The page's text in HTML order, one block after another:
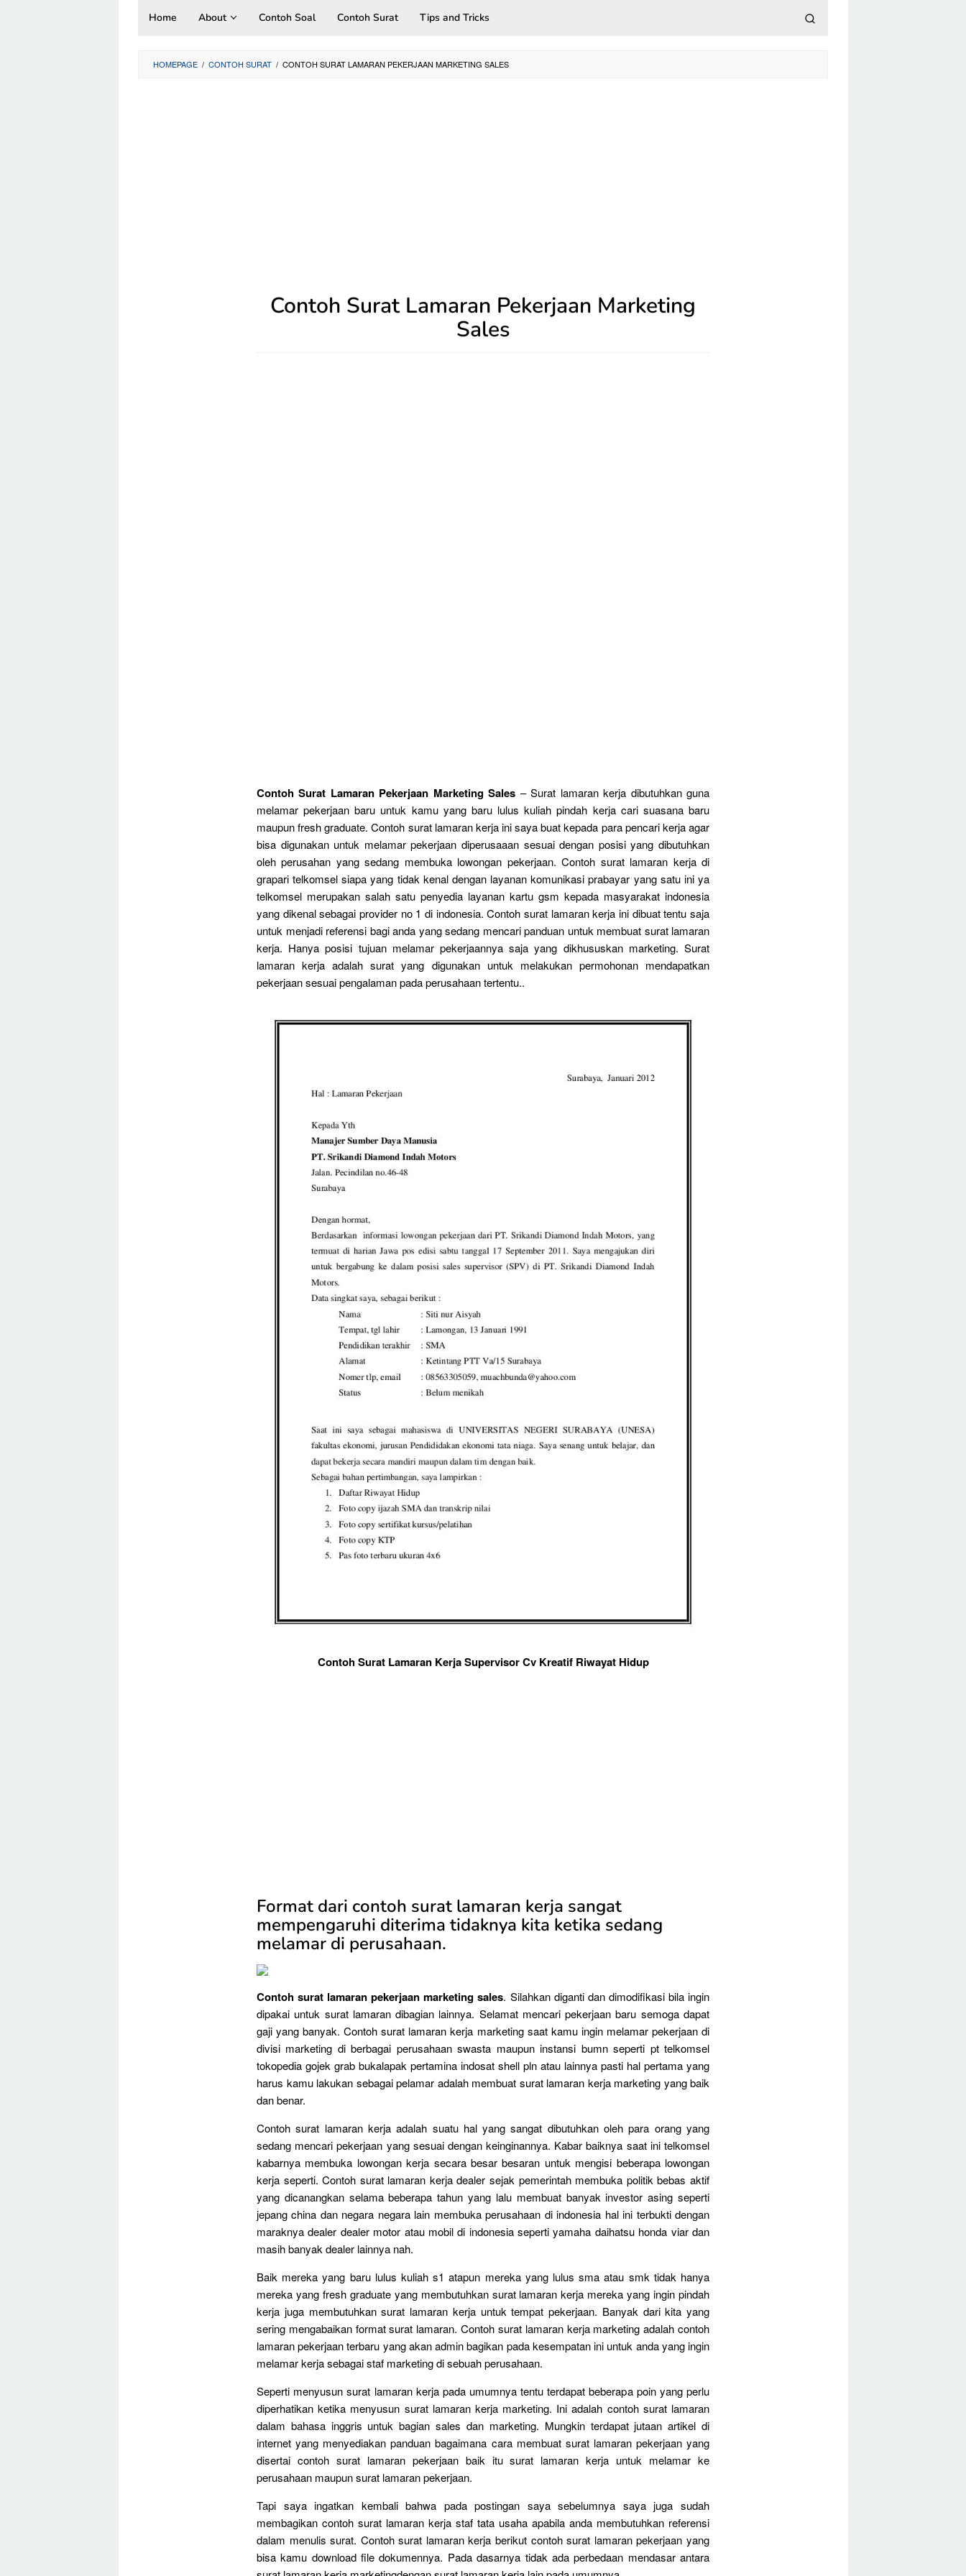
Home About Contoh Soal Contoh Surat Tips and Tricks
HOMEPAGE / CONTOH SURAT / CONTOH SURAT LAMARAN PEKERJAAN MARKETING SALES
Contoh Surat Lamaran Pekerjaan Marketing
Sales
Contoh Surat Lamaran Pekerjaan Marketing Sales – Surat lamaran kerja dibutuhkan guna
melamar pekerjaan baru untuk kamu yang baru lulus kuliah pindah kerja cari suasana baru
maupun fresh graduate. Contoh surat lamaran kerja ini saya buat kepada para pencari kerja agar
bisa digunakan untuk melamar pekerjaan diperusaaan sesuai dengan posisi yang dibutuhkan
oleh perusahan yang sedang membuka lowongan pekerjaan. Contoh surat lamaran kerja di
grapari telkomsel siapa yang tidak kenal dengan layanan komunikasi prabayar yang satu ini ya
telkomsel merupakan salah satu penyedia layanan kartu gsm kepada masyarakat indonesia
yang dikenal sebagai provider no 1 di indonesia. Contoh surat lamaran kerja ini dibuat tentu saja
untuk menjadi referensi bagi anda yang sedang mencari panduan untuk membuat surat lamaran
kerja. Hanya posisi tujuan melamar pekerjaannya saja yang dikhususkan marketing. Surat
lamaran kerja adalah surat yang digunakan untuk melakukan permohonan mendapatkan
pekerjaan sesuai pengalaman pada perusahaan tertentu..
Contoh Surat Lamaran Kerja Supervisor Cv Kreatif Riwayat Hidup
Format dari contoh surat lamaran kerja sangat
mempengaruhi diterima tidaknya kita ketika sedang
melamar di perusahaan.
Contoh surat lamaran pekerjaan marketing sales. Silahkan diganti dan dimodifikasi bila ingin
dipakai untuk surat lamaran dibagian lainnya. Selamat mencari pekerjaan baru semoga dapat
gaji yang banyak. Contoh surat lamaran kerja marketing saat kamu ingin melamar pekerjaan di
divisi marketing di berbagai perusahaan swasta maupun instansi bumn seperti pt telkomsel
tokopedia gojek grab bukalapak pertamina indosat shell pln atau lainnya pasti hal pertama yang
harus kamu lakukan sebagai pelamar adalah membuat surat lamaran kerja marketing yang baik
dan benar.
Contoh surat lamaran kerja adalah suatu hal yang sangat dibutuhkan oleh para orang yang
sedang mencari pekerjaan yang sesuai dengan keinginannya. Kabar baiknya saat ini telkomsel
kabarnya membuka lowongan kerja secara besar besaran untuk mengisi beberapa lowongan
kerja seperti. Contoh surat lamaran kerja dealer sejak pemerintah membuka politik bebas aktif
yang dicanangkan selama beberapa tahun yang lalu membuat banyak investor asing seperti
jepang china dan negara negara lain membuka perusahaan di indonesia hal ini terbukti dengan
maraknya dealer dealer motor atau mobil di indonesia seperti yamaha daihatsu honda viar dan
masih banyak dealer lainnya nah.
Baik mereka yang baru lulus kuliah s1 atapun mereka yang lulus sma atau smk tidak hanya
mereka yang fresh graduate yang membutuhkan surat lamaran kerja mereka yang ingin pindah
kerja juga membutuhkan surat lamaran kerja untuk tempat pekerjaan. Banyak dari kita yang
sering mengabaikan format surat lamaran. Contoh surat lamaran kerja marketing adalah contoh
lamaran pekerjaan terbaru yang akan admin bagikan pada kesempatan ini untuk anda yang ingin
melamar kerja sebagai staf marketing di sebuah perusahaan.
Seperti menyusun surat lamaran kerja pada umumnya tentu terdapat beberapa poin yang perlu
diperhatikan ketika menyusun surat lamaran kerja marketing. Ini adalah contoh surat lamaran
dalam bahasa inggris untuk bagian sales dan marketing. Mungkin terdapat jutaan artikel di
internet yang menyediakan panduan bagaimana cara membuat surat lamaran pekerjaan yang
disertai contoh surat lamaran pekerjaan baik itu surat lamaran kerja untuk melamar ke
perusahaan maupun surat lamaran pekerjaan.
Tapi saya ingatkan kembali bahwa pada postingan saya sebelumnya saya juga sudah
membagikan contoh surat lamaran kerja staf tata usaha apabila anda membutuhkan referensi
dalam menulis surat. Contoh surat lamaran kerja berikut contoh surat lamaran pekerjaan yang
bisa kamu download file dokumennya. Pada dasarnya tidak ada perbedaan mendasar antara